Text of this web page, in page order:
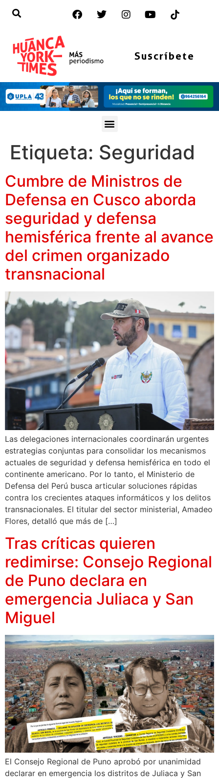
Suscríbete
Etiqueta: Seguridad
Cumbre de Ministros de
Defensa en Cusco aborda
seguridad y defensa
hemisférica frente al avance
del crimen organizado
transnacional
Las delegaciones internacionales coordinarán urgentes
estrategias conjuntas para consolidar los mecanismos
actuales de seguridad y defensa hemisférica en todo el
continente americano. Por lo tanto, el Ministerio de
Defensa del Perú busca articular soluciones rápidas
contra los crecientes ataques informáticos y los delitos
transnacionales. El titular del sector ministerial, Amadeo
Flores, detalló que más de […]
Tras críticas quieren
redimirse: Consejo Regional
de Puno declara en
emergencia Juliaca y San
Miguel
El Consejo Regional de Puno aprobó por unanimidad
declarar en emergencia los distritos de Juliaca y San